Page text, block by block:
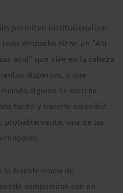
permiten institucionalizar
despacho tiene un “Así
aquí” que vive en la cabeza
dispersos, y que
alguien se marcha.
tácito y hacerlo accesible
probablemente, una de las
la transferencia de
compartirse con un